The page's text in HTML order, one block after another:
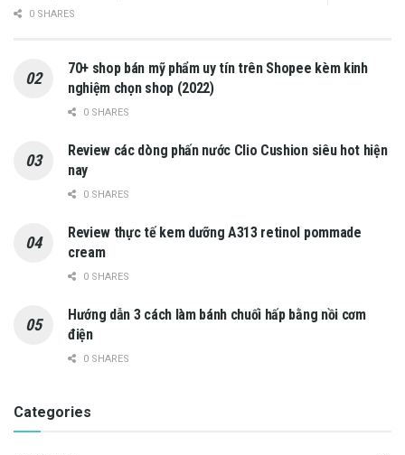
0 SHARES
70+ shop bán mỹ phẩm uy tín trên Shopee kèm kinh
nghiệm chọn shop (2022)
0 SHARES
Review các dòng phấn nước Clio Cushion siêu hot hiện
nay
0 SHARES
Review thực tế kem dưỡng A313 retinol pommade
cream
0 SHARES
Hướng dẫn 3 cách làm bánh chuối hấp bằng nồi cơm
điện
0 SHARES
Categories